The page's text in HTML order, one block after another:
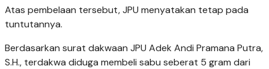
Atas pembelaan tersebut, JPU menyatakan tetap pada
tuntutannya.
Berdasarkan surat dakwaan JPU Adek Andi Pramana Putra,
S.H., terdakwa diduga membeli sabu seberat 5 gram dari